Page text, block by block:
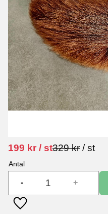
Nedsatt pris:
199 kr / stOrdinarie pris:
329kr /st
Antal
+
-
Lägg till i favoriter